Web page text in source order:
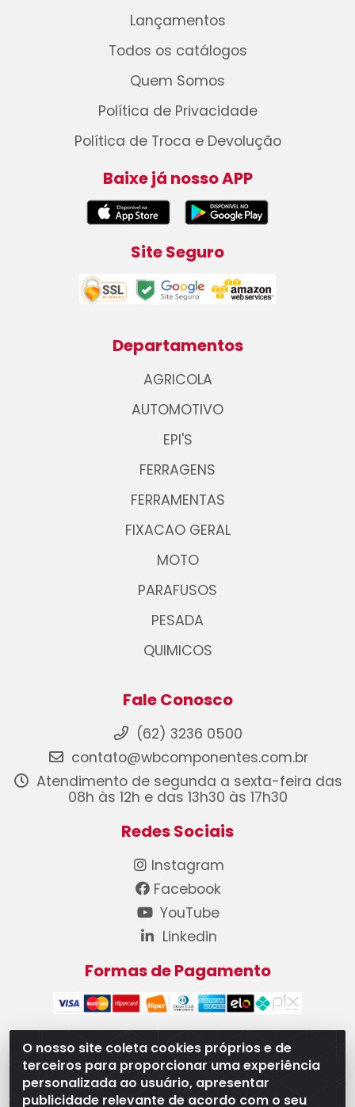
O nosso site coleta cookies próprios e de
terceiros para proporcionar uma experiência
personalizada ao usuário, apresentar
publicidade relevante de acordo com o seu
Lançamentos
Todos os catálogos
Quem Somos
Política de Privacidade
Política de Troca e Devolução
Baixe já nosso APP
Site Seguro
Departamentos
AGRICOLA
AUTOMOTIVO
EPI'S
FERRAGENS
FERRAMENTAS
FIXACAO GERAL
MOTO
PARAFUSOS
PESADA
QUIMICOS
Fale Conosco
(62) 3236 0500
contato@wbcomponentes.com.br
Atendimento de segunda a sexta-feira das
08h às 12h e das 13h30 às 17h30
Redes Sociais
Instagram
Facebook
YouTube
Linkedin
Formas de Pagamento
WB Componentes Automotivos LTDA - CNPJ
08.528.393/0001-12 - Rua do Níquel, 667 - Parque
Oeste Industrial, Goiânia/GO - CEP 74375-660